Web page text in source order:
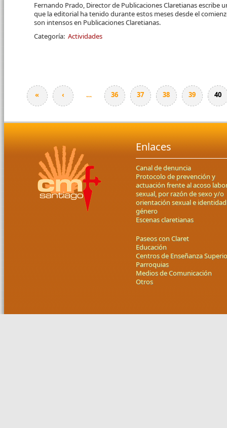
Fernando Prado, Director de Publicaciones Claretianas escribe
que la editorial ha tenido durante estos meses desde el
son intensos en Publicaciones Claretianas.
Categoría: Actividades
Páginas
« ‹ … 36 37 38 39 40
Enlaces
Canal de denuncia
Protocolo de prevención y
actuación frente al acoso
sexual, por razón de sexo y/o
orientación sexual e
género
Escenas claretianas
Paseos con Claret
Educación
Centros de Enseñanza
Parroquias
Medios de Comunicación
Otros